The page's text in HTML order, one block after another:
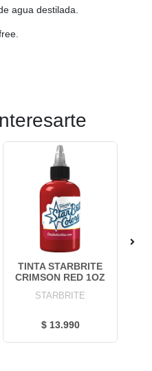
agua destilada.
TINTA STARBRITE
CRIMSON RED 1OZ
STARBRITE
$ 13.990